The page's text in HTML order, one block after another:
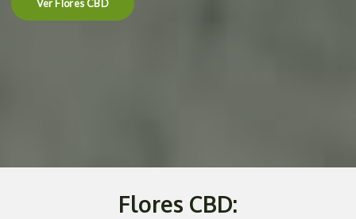
Ver Flores CBD
Flores CBD: